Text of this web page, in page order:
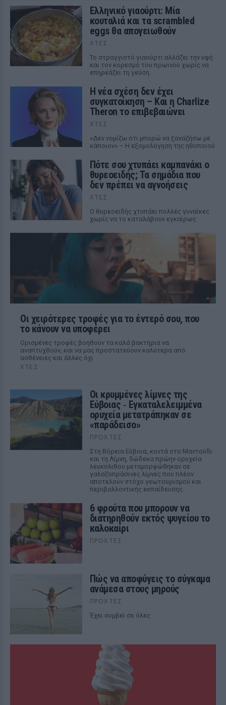
Ελληνικό γιαούρτι: Μία
κουταλιά και τα scrambled
eggs θα απογειωθούν
ΧΤΕΣ
Το στραγγιστό γιαούρτι αλλάζει την υφή
και τον κορεσμό του πρωινού χωρίς να
επηρεάζει τη γεύση.
Η νέα σχέση δεν έχει
συγκατοίκηση – Και η Charlize
Theron το επιβεβαιώνει
ΧΤΕΣ
«Δεν νομίζω ότι μπορώ να ξαναζήσω με
κάποιον» – Η εξομολόγηση της ηθοποιού
Πότε σου χτυπάει καμπανάκι ο
θυρεοειδής; Τα σημάδια που
δεν πρέπει να αγνοήσεις
ΧΤΕΣ
Ο θυρεοειδής χτυπάει πολλές γυναίκες
χωρίς να το καταλάβουν εγκαίρως
Οι χειρότερες τροφές για το έντερό σου, που
το κάνουν να υποφέρει
Ορισμένες τροφές βοηθούν τα καλά βακτήρια να
αναπτυχθούν, και να μας προστατεύουν καλύτερα από
ασθένειες και άλλες όχι
ΧΤΕΣ
Οι κρυμμένες λίμνες της
Εύβοιας ‑ Εγκαταλελειμμένα
ορυχεία μετατράπηκαν σε
«παράδεισο»
ΠΡΟΧΤΈΣ
Στη Βόρεια Εύβοια, κοντά στο Μαντούδι
και τη Λίμνη, δώδεκα πρώην ορυχεία
λευκόλιθου μεταμορφώθηκαν σε
γαλαζοπράσινες λίμνες που πλέον
αποτελούν στόχο γεωτουρισμού και
περιβαλλοντικής εκπαίδευσης.
6 φρούτα που μπορουν να
διατηρηθούν εκτός ψυγείου το
καλοκαίρι
ΠΡΟΧΤΈΣ
Πώς να αποφύγεις το σύγκαμα
ανάμεσα στους μηρούς
ΠΡΟΧΤΈΣ
Έχει συμβεί σε όλες